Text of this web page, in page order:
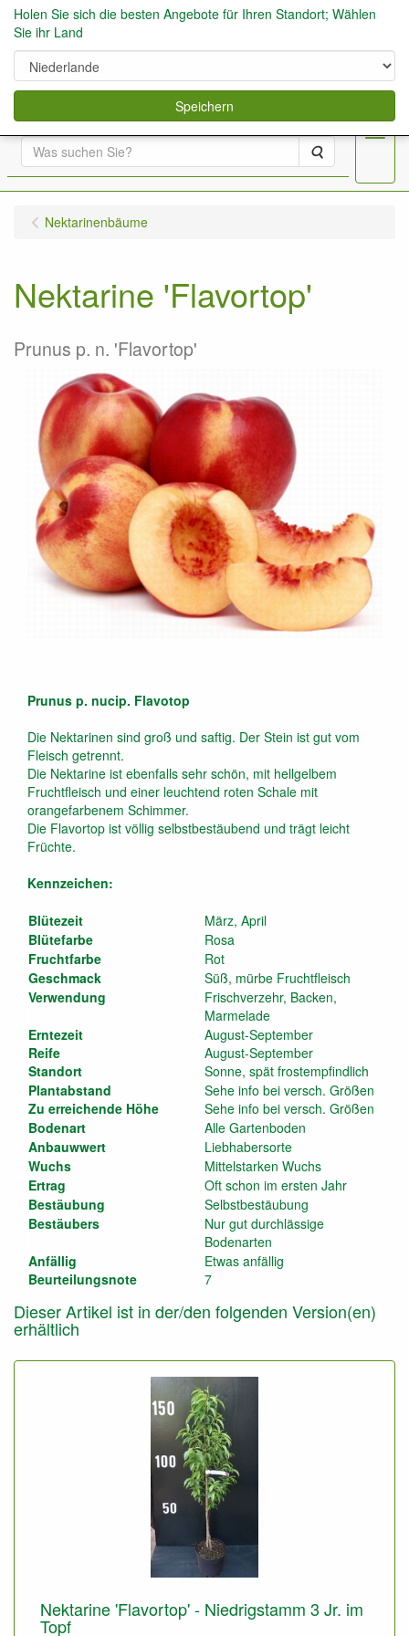
Suche
Menu
Nektarinenbäume
Nektarine 'Flavortop'
Prunus p. n. 'Flavortop'
Prunus p. nucip. Flavotop
Die Nektarinen sind groß und saftig. Der Stein ist gut vom
Fleisch getrennt.
Die Nektarine ist ebenfalls sehr schön, mit hellgelbem
Fruchtfleisch und einer leuchtend roten Schale mit
orangefarbenem Schimmer.
Die Flavortop ist völlig selbstbestäubend und trägt leicht
Früchte.
Kennzeichen:
Blütezeit
März, April
Blütefarbe
Rosa
Fruchtfarbe
Rot
Geschmack
Süß, mürbe Fruchtfleisch
Verwendung
Frischverzehr, Backen,
Marmelade
Erntezeit
Reife
Standort
August-September
August-September
Sonne, spät frostempfindlich
Plantabstand
Zu erreichende Höhe
Sehe info bei versch. Größen
Sehe info bei versch. Größen
Bodenart
Alle Gartenboden
Anbauwwert
Liebhabersorte
Wuchs
Mittelstarken Wuchs
Ertrag
Oft schon im ersten Jahr
Bestäubung
Selbstbestäubung
Bestäubers
Nur gut durchlässige
Bodenarten
Anfällig
Beurteilungsnote
Etwas anfällig
7
Dieser Artikel ist in der/den folgenden Version(en)
erhältlich
Nektarine 'Flavortop' - Niedrigstamm 3 Jr. im
Topf
Holen Sie sich die besten Angebote für Ihren Standort; Wählen
Sie ihr Land
Speichern